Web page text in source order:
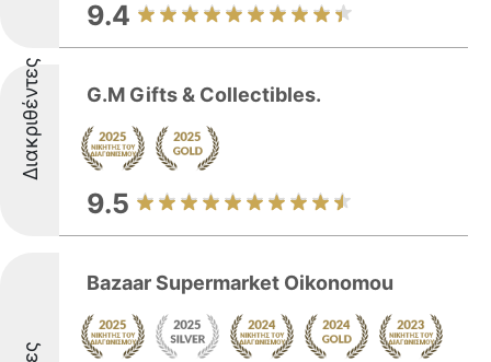
9.4
Διακριθέντες G.M Gifts & Collectibles.
9.5
Bazaar Supermarket Oikonomou